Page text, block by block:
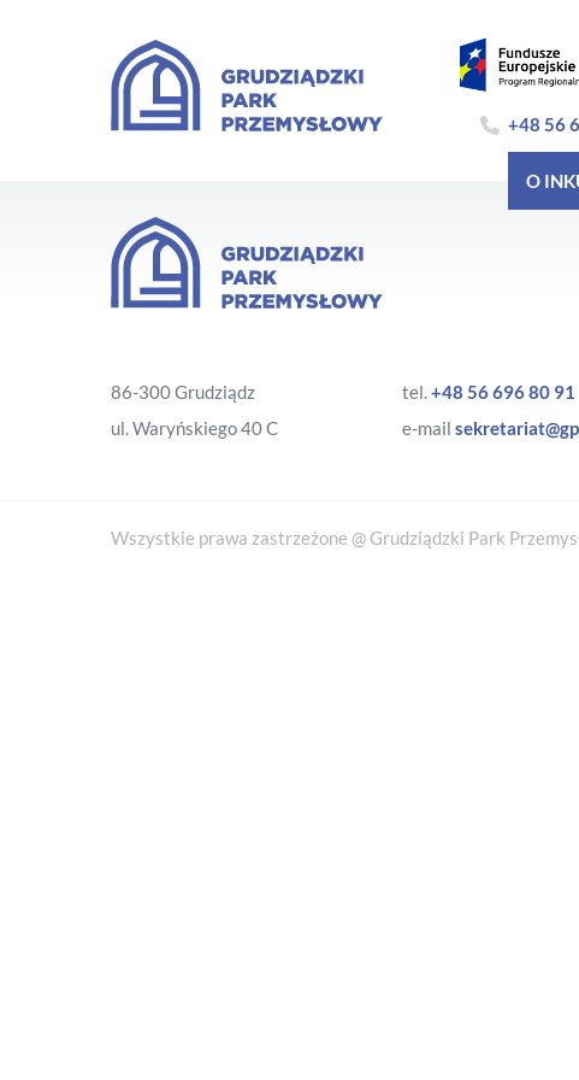
+48 56
O
86-300 Grudziądz
ul. Waryńskiego 40 C
tel.+48 56 696 80 91
e-mail
Wszystkie prawa zastrzeżone @ Grudziądzki Park